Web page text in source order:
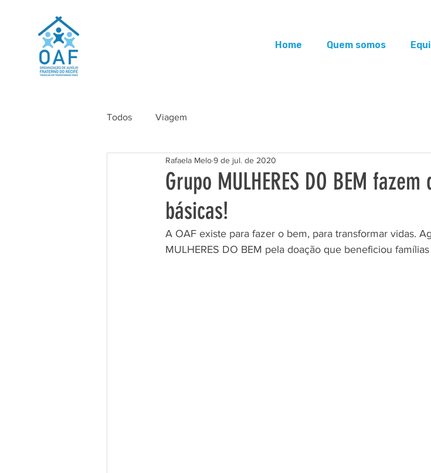
Home Quem somos
Todos Viagem
Grupo MULHERES DO BEM
básicas!
Rafaela Melo9 de jul. de 2020
A OAF existe para fazer o bem, para transformar vidas.
MULHERES DO BEM pela doação que beneficiou